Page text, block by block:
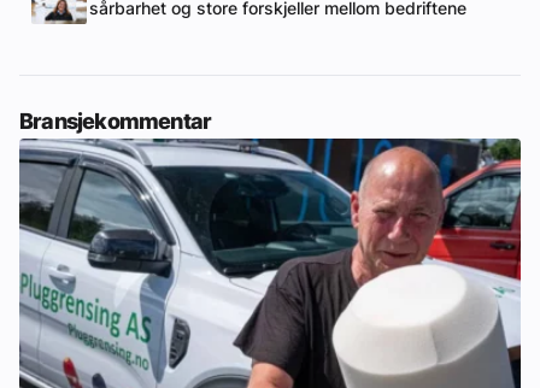
sårbarhet og store forskjeller mellom bedriftene
Bransjekommentar